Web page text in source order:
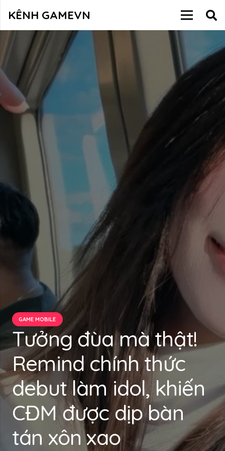
KÊNH GAMEVN
GAME MOBILE
Tưởng đùa mà thật!
Remind chính thức
debut làm idol, khiến
CĐM được dịp bàn
tán xôn xao